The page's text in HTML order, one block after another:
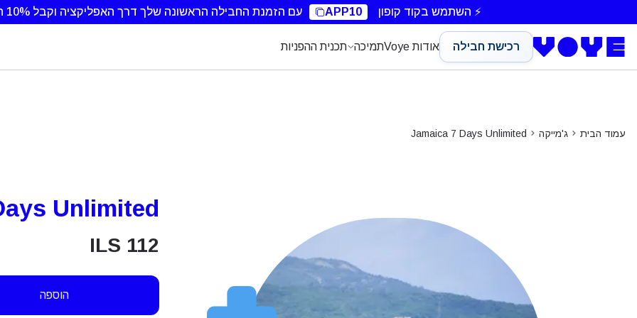
⚡ השתמש בקוד קופון APP10 עם הזמנת החבילה הראשונה שלך דרך האפליקציה וקבל 10% הנחה.
רכישת חבילה אודות Voye תמיכה תכנית ההפניות
עמוד הבית ג'מייקה Jamaica 7 Days Unlimited
Unlimited
ILS 112
הוספה